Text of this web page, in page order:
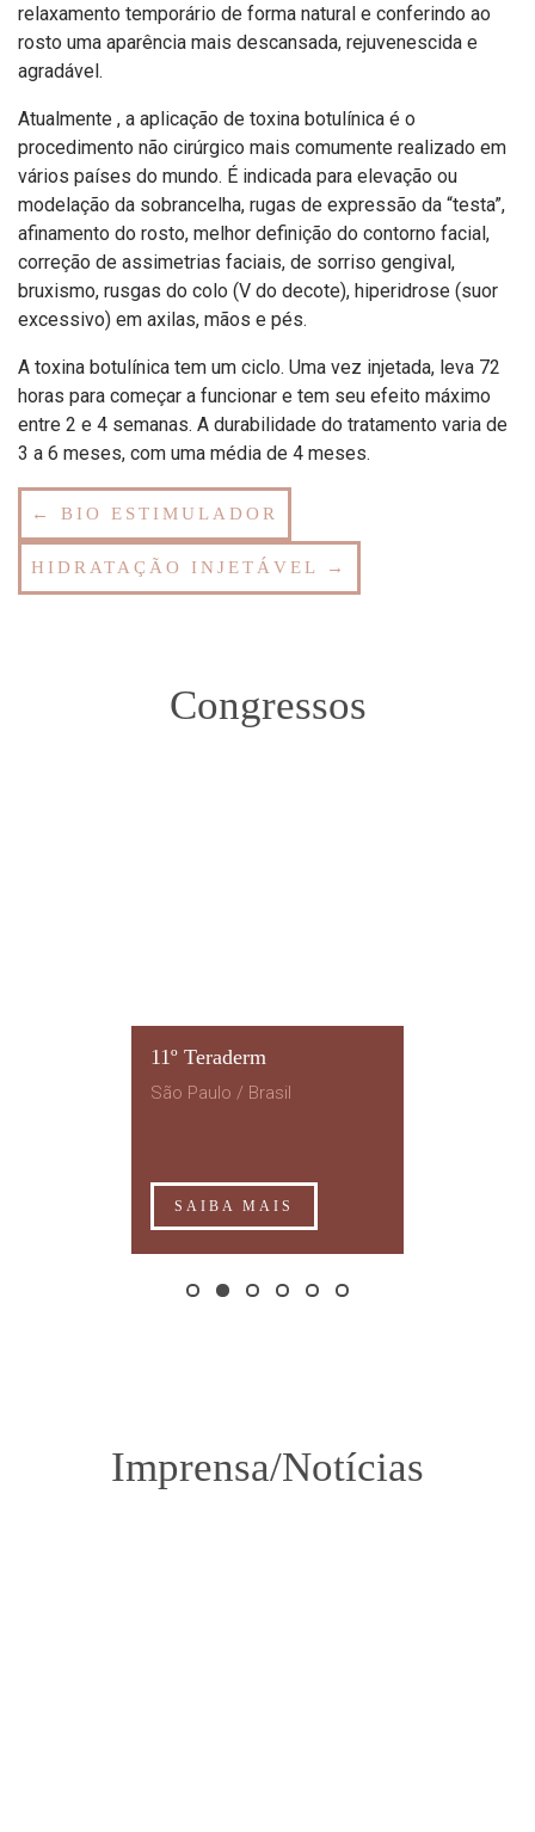
relaxamento temporário de forma natural e conferindo ao
rosto uma aparência mais descansada, rejuvenescida e
agradável.
Atualmente , a aplicação de toxina botulínica é o
procedimento não cirúrgico mais comumente realizado em
vários países do mundo. É indicada para elevação ou
modelação da sobrancelha, rugas de expressão da “testa”,
afinamento do rosto, melhor definição do contorno facial,
correção de assimetrias faciais, de sorriso gengival,
bruxismo, rusgas do colo (V do decote), hiperidrose (suor
excessivo) em axilas, mãos e pés.
A toxina botulínica tem um ciclo. Uma vez injetada, leva 72
horas para começar a funcionar e tem seu efeito máximo
entre 2 e 4 semanas. A durabilidade do tratamento varia de
3 a 6 meses, com uma média de 4 meses.
← BIO ESTIMULADOR
HIDRATAÇÃO INJETÁVEL →
Congressos
11º Teraderm
São Paulo / Brasil
SAIBA MAIS
Imprensa/Notícias